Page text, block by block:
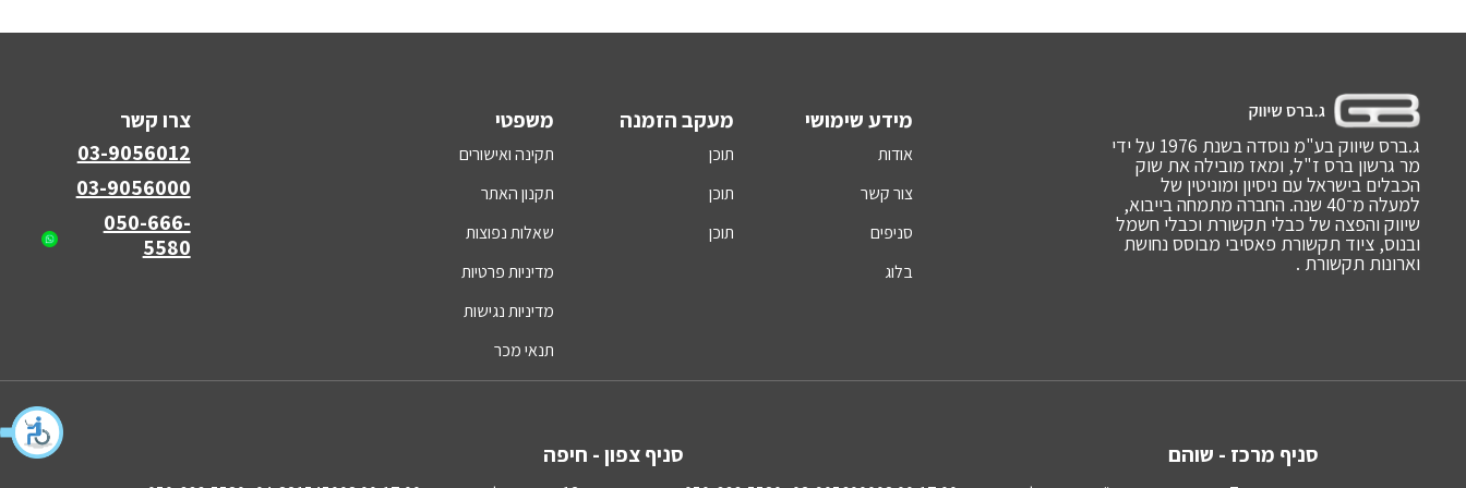
ג.ברס שיווק בע"מ נוסדה בשנת 1976 על ידי
מר גרשון ברס ז"ל, ומאז מובילה את שוק
הכבלים בישראל עם ניסיון ומוניטין של
למעלה מ־40 שנה. החברה מתמחה בייבוא,
שיווק והפצה של כבלי תקשורת וכבלי חשמל
ובנוס, ציוד תקשורת פאסיבי מבוסס נחושת
וארונות תקשורת .
מידע שימושי
אודות
צור קשר
סניפים
בלוג
מעקב הזמנה
תוכן
תוכן
תוכן
משפטי
תקינה ואישורים
תקנון האתר
שאלות נפוצות
מדיניות פרטיות
מדיניות נגישות
תנאי מכר
צרו קשר
03-9056012
03-9056000
050-666-
5580
סניף מרכז - שוהם סניף צפון - חיפה